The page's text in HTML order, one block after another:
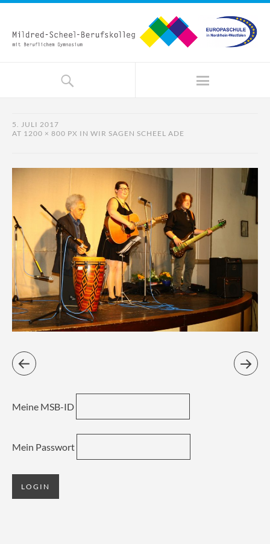
5. JULI 2017
AT 1200 × 800 PX IN WIR SAGEN SCHEEL ADE
Meine MSB-ID
Mein Passwort